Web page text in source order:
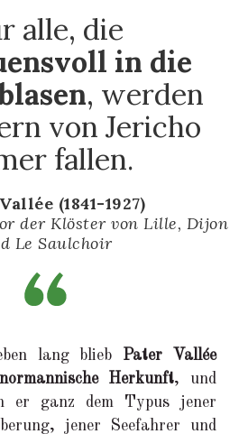
alle, die
in die
, werden
von Jericho
fallen.
(1841-1927)
der Klöster von Lille, Dijon
Le Saulchoir
lang blieb Pater Vallée
normannische Herkunft, und
er ganz dem Typus jener
jener Seefahrer und